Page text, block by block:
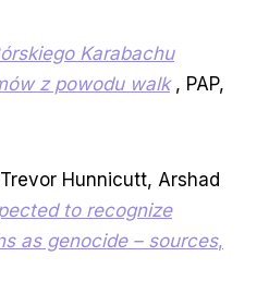
Karabachu
z powodu walk , PAP,
Hunnicutt, Arshad
to recognize
as genocide – sources,